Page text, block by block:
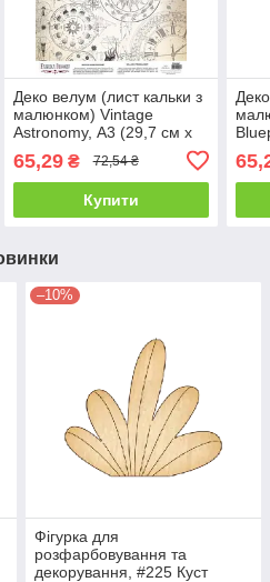
Деко велум (лист кальки з
малюнком) Vintage
Astronomy, А3 (29,7 см х
65,29₴ 72,54 ₴
Купити
–10%
Фігурка для
розфарбовування та
декорування, #225 Куст